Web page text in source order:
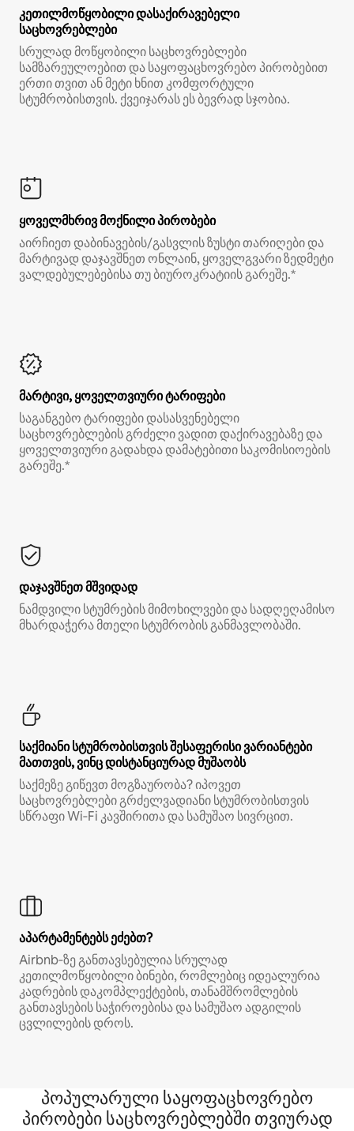
კეთილმოწყობილი დასაქირავებელი
საცხოვრებლები
სრულად მოწყობილი საცხოვრებლები
სამზარეულოებით და საყოფაცხოვრებო პირობებით
ერთი თვით ან მეტი ხნით კომფორტული
სტუმრობისთვის. ქვეიჯარას ეს ბევრად სჯობია.
ყოველმხრივ მოქნილი პირობები
აირჩიეთ დაბინავების/გასვლის ზუსტი თარიღები და
მარტივად დაჯავშნეთ ონლაინ, ყოველგვარი ზედმეტი
ვალდებულებებისა თუ ბიუროკრატიის გარეშე.*
მარტივი, ყოველთვიური ტარიფები
საგანგებო ტარიფები დასასვენებელი
საცხოვრებლების გრძელი ვადით დაქირავებაზე და
ყოველთვიური გადახდა დამატებითი საკომისიოების
გარეშე.*
დაჯავშნეთ მშვიდად
ნამდვილი სტუმრების მიმოხილვები და სადღეღამისო
მხარდაჭერა მთელი სტუმრობის განმავლობაში.
საქმიანი სტუმრობისთვის შესაფერისი ვარიანტები
მათთვის, ვინც დისტანციურად მუშაობს
საქმეზე გიწევთ მოგზაურობა? იპოვეთ
საცხოვრებლები გრძელვადიანი სტუმრობისთვის
სწრაფი Wi‑Fi კავშირითა და სამუშაო სივრცით.
აპარტამენტებს ეძებთ?
Airbnb‑ზე განთავსებულია სრულად
კეთილმოწყობილი ბინები, რომლებიც იდეალურია
კადრების დაკომპლექტების, თანამშრომლების
განთავსების საჭიროებისა და სამუშაო ადგილის
ცვლილების დროს.
პოპულარული საყოფაცხოვრებო
პირობები საცხოვრებლებში თვიურად